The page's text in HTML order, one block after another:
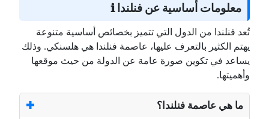
معلومات أساسية عن فنلندا ℹ️
تُعد فنلندا من الدول التي تتميز بخصائص أساسية متنوعة
يهتم الكثير بالتعرف عليها، عاصمة فنلندا هي هلسنكي. وذلك
يساعد في تكوين صورة عامة عن الدولة من حيث موقعها
وأهميتها.
ما هي عاصمة فنلندا؟